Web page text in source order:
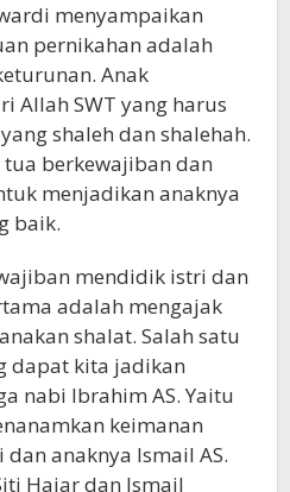
menyampaikan
pernikahan adalah
Anak
Allah SWT yang harus
shaleh dan shalehah.
berkewajiban dan
menjadikan anaknya
baik.
mendidik istri dan
adalah mengajak
shalat. Salah satu
dapat kita jadikan
nabi Ibrahim AS. Yaitu
keimanan
anaknya Ismail AS.
Hajar dan Ismail